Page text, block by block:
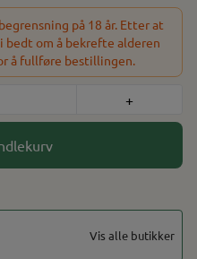
på 18 år. Etter at
om å bekrefte alderen
å fullføre bestillingen.
+
Vis alle butikker